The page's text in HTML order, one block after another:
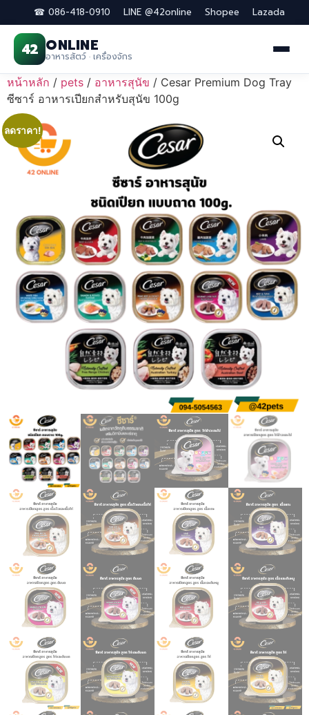
☎ 086-418-0910 LINE @42online Shopee Lazada
42 ONLINE
อาหารสัตว์ · เครื่องจักร
Skip
to
content
หน้าหลัก / pets / อาหารสุนัข / Cesar Premium Dog Tray
ซีซาร์ อาหารเปียกสำหรับสุนัข 100g
ลดราคา!